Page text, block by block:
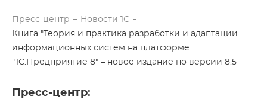
Пресс-центр
Новости 1С
Книга "Теория и практика разработки и адаптации
информационных систем на платформе
"1С:Предприятие 8" – новое издание по версии 8.5
Пресс-центр: